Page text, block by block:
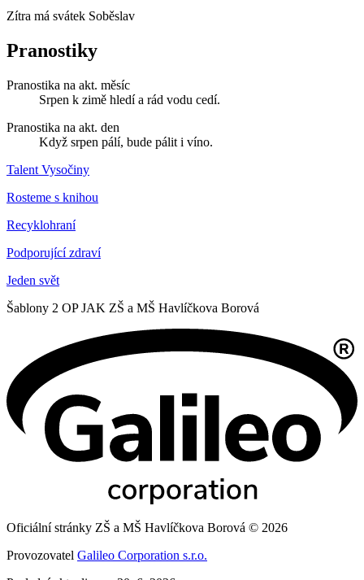
Zítra má svátek Soběslav
Pranostiky
Pranostika na akt. měsíc
Srpen k zimě hledí a rád vodu cedí.
Pranostika na akt. den
Když srpen pálí, bude pálit i víno.
Talent Vysočiny
Rosteme s knihou
Recyklohraní
Podporující zdraví
Jeden svět
Šablony 2 OP JAK ZŠ a MŠ Havlíčkova Borová
Oficiální stránky ZŠ a MŠ Havlíčkova Borová © 2026
Provozovatel Galileo Corporation s.r.o.